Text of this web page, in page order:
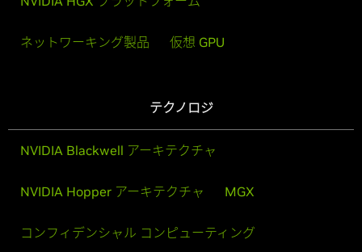
ネットワーキング製品 仮想 GPU
テクノロジ
NVIDIA Blackwell アーキテクチャ
NVIDIA Hopper アーキテクチャ MGX
コンフィデンシャル コンピューティング